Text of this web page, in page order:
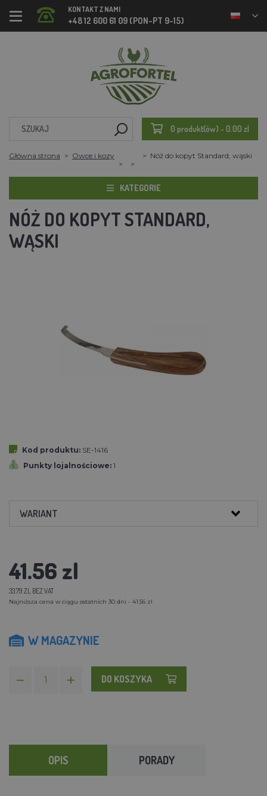
KONTAKT Z NAMI
+48 12 600 61 09 (PON-PT 9-15)
0 produkt(ów) - 0.00 zl
Główna strona Owce i kozy Nóż do kopyt Standard, wąski
KATEGORIE
NÓŻ DO KOPYT STANDARD,
WĄSKI
Kod produktu: SE-1416
Punkty lojalnościowe: 1
WARIANT
41.56 zl
33.79 ZL BEZ VAT
Najniższa cena w ciągu ostatnich 30 dni - 41.56 zl
W MAGAZYNIE
DO KOSZYKA
OPIS PORADY